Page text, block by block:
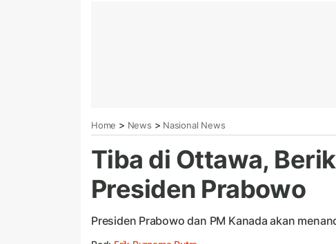
Home > News > Nasional News
Tiba di Ottawa,
Presiden Prabowo
Presiden Prabowo dan PM Kanada akan